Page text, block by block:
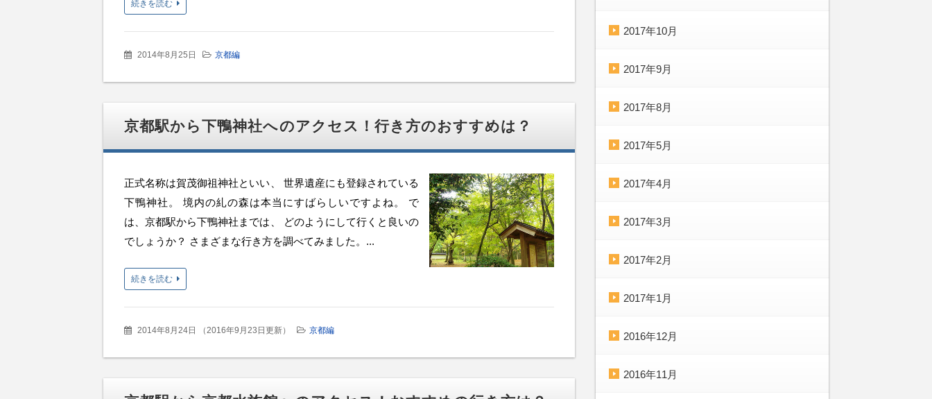
続きを読む
2014年8月25日 京都編
京都駅から下鴨神社へのアクセス！行き方のおすすめは？
正式名称は賀茂御祖神社といい、 世界遺産にも登録されている
下鴨神社。 境内の糺の森は本当にすばらしいですよね。 で
は、京都駅から下鴨神社までは、 どのようにして行くと良いの
でしょうか？ さまざまな行き方を調べてみました。...
続きを読む
2014年8月24日 （2016年9月23日更新） 京都編
2017年10月
2017年9月
2017年8月
2017年5月
2017年4月
2017年3月
2017年2月
2017年1月
2016年12月
2016年11月